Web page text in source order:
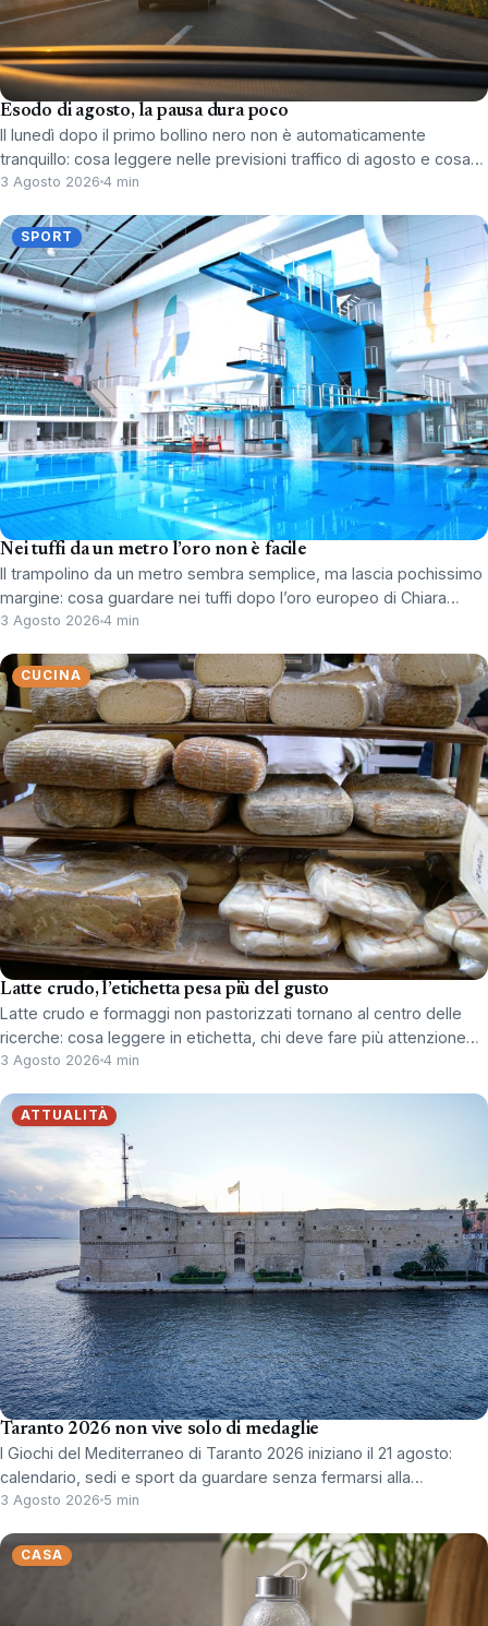
Esodo di agosto, la pausa dura poco
Il lunedì dopo il primo bollino nero non è automaticamente
tranquillo: cosa leggere nelle previsioni traffico di agosto e cosa…
3 Agosto 2026 4 min
SPORT
Nei tuffi da un metro l’oro non è facile
Il trampolino da un metro sembra semplice, ma lascia pochissimo
margine: cosa guardare nei tuffi dopo l’oro europeo di Chiara…
3 Agosto 2026 4 min
CUCINA
Latte crudo, l’etichetta pesa più del gusto
Latte crudo e formaggi non pastorizzati tornano al centro delle
ricerche: cosa leggere in etichetta, chi deve fare più attenzione…
3 Agosto 2026 4 min
ATTUALITÀ
Taranto 2026 non vive solo di medaglie
I Giochi del Mediterraneo di Taranto 2026 iniziano il 21 agosto:
calendario, sedi e sport da guardare senza fermarsi alla…
3 Agosto 2026 5 min
CASA